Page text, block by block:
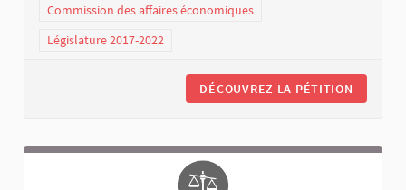
Commission des affaires économiques
Législature 2017-2022
DÉCOUVREZ LA PÉTITION